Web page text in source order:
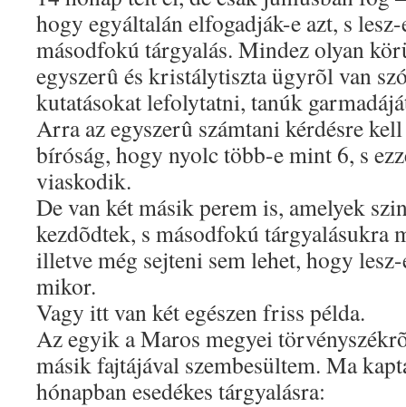
hogy egyáltalán elfogadják-e azt, s
másodfokú tárgyalás. Mindez olyan
egyszerû és kristálytiszta ügyrõl van
kutatásokat lefolytatni, tanúk
Arra az egyszerû számtani kérdésre
bíróság, hogy nyolc több-e mint 6, s
viaskodik.
De van két másik perem is, amelyek
kezdõdtek, s másodfokú tárgyalásukra
illetve még sejteni sem lehet, hogy
mikor.
Vagy itt van két egészen friss példa.
Az egyik a Maros megyei
másik fajtájával szembesültem. Ma
hónapban esedékes tárgyalásra: